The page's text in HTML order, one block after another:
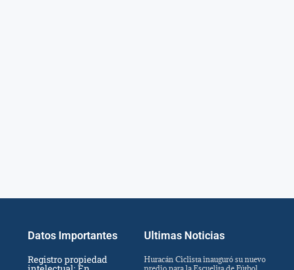
Datos Importantes
Registro propiedad
Ultimas Noticias
Huracán Ciclista inauguró su nuevo